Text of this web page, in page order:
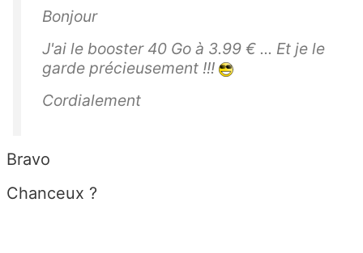
Bonjour
J'ai le booster 40 Go à 3.99 € ... Et je le
garde précieusement !!!
Cordialement
Bravo
Chanceux ?